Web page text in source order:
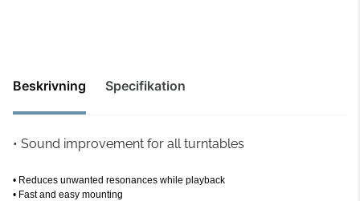
Beskrivning Specifikation
• Sound improvement for all turntables
• Reduces unwanted resonances while playback
• Fast and easy mounting